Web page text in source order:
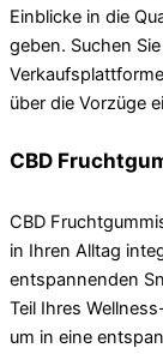
Einblicke in die
geben. Suchen
über die Vorzüge
CBD
CBD
in Ihren Alltag
entspannenden
Teil Ihres
um in eine